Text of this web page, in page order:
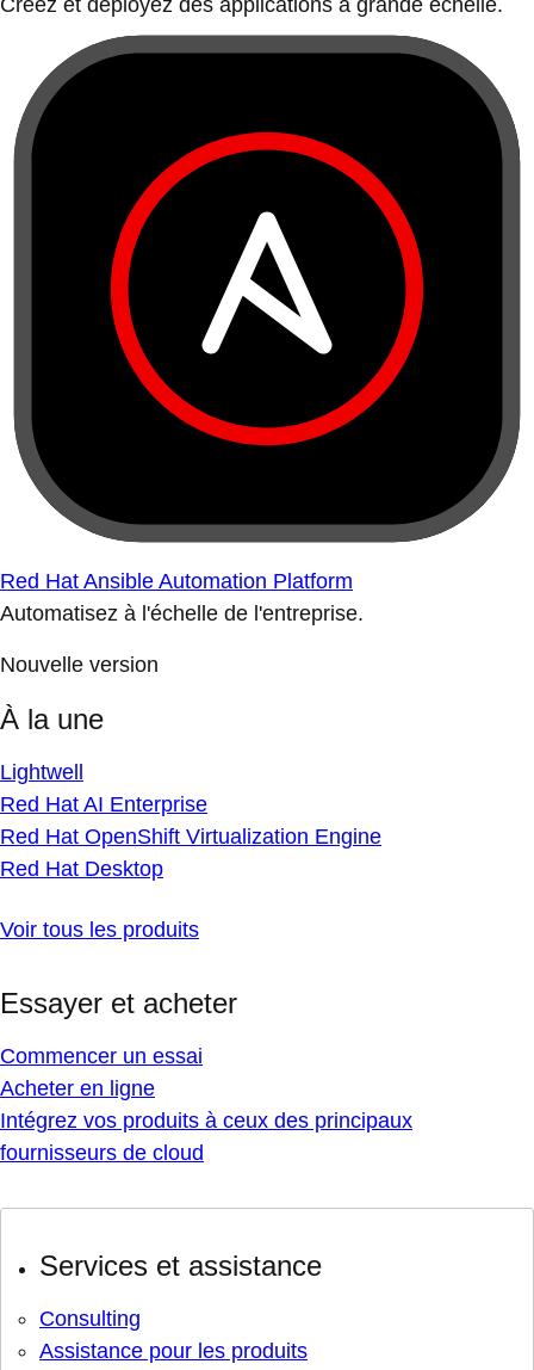
Créez et déployez des applications à grande échelle.
Red Hat Ansible Automation Platform
Automatisez à l'échelle de l'entreprise.
Nouvelle version
À la une
Lightwell
Red Hat AI Enterprise
Red Hat OpenShift Virtualization Engine
Red Hat Desktop
Voir tous les produits
Essayer et acheter
Commencer un essai
Acheter en ligne
Intégrez vos produits à ceux des principaux
fournisseurs de cloud
Services et assistance
Consulting
Assistance pour les produits